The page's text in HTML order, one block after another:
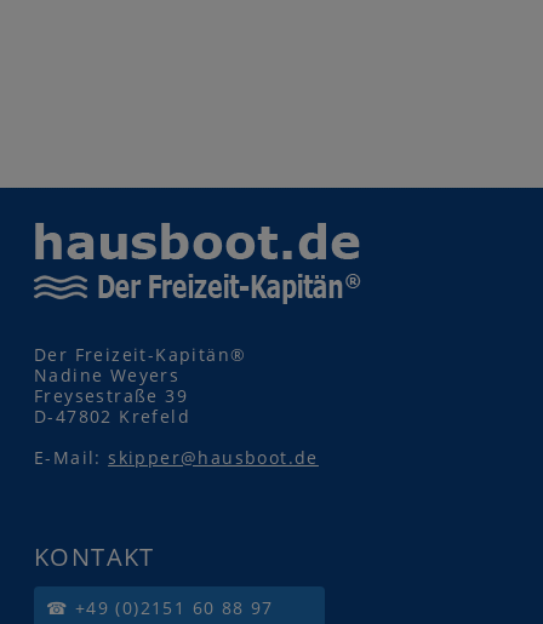
Der Freizeit-Kapitän®
Nadine Weyers
Freysestraße 39
D-47802 Krefeld
E-Mail: skipper@hausboot.de
KONTAKT
☎ +49 (0)2151 60 88 97